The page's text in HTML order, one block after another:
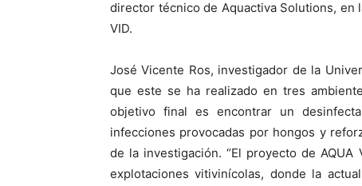
director técnico de Aquactiva Solutions, en
VID.
José Vicente Ros, investigador de la
que este se ha realizado en tres
objetivo final es encontrar un
infecciones provocadas por hongos y
de la investigación. “El proyecto de
explotaciones vitivinícolas, donde la